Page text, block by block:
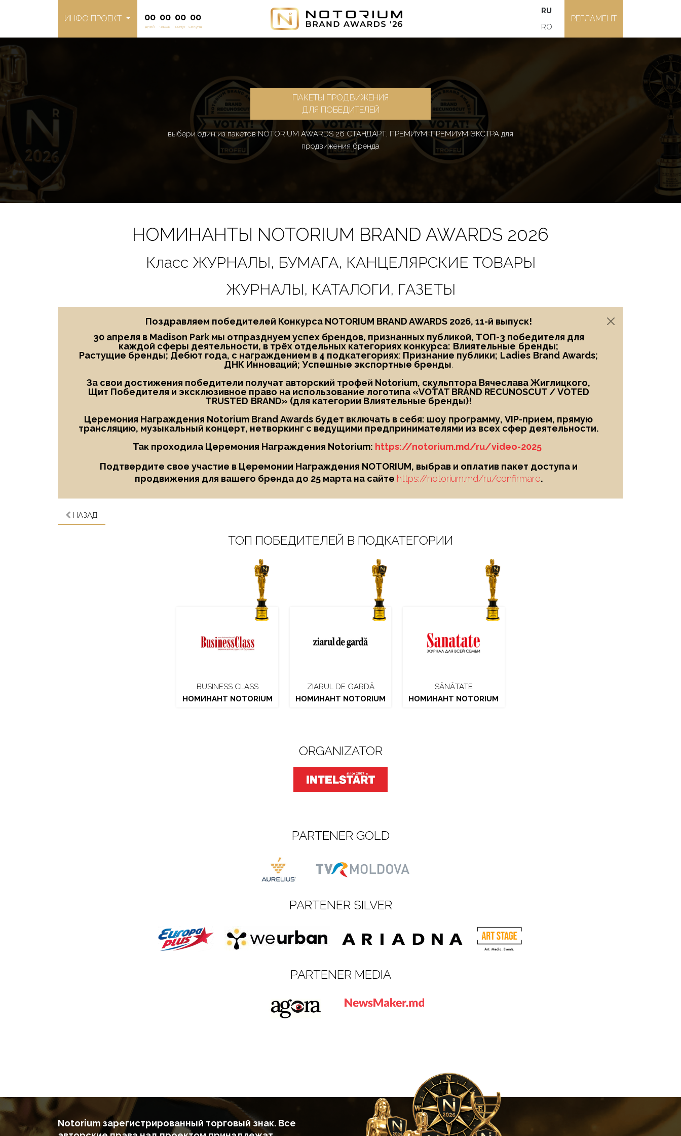
ИНФО ПРОЕКТ 00
дней
00
часов
00
минут
00
секунд
RU
RO
РЕГЛАМЕНТ
ПАКЕТЫ ПРОДВИЖЕНИЯ
ДЛЯ ПОБЕДИТЕЛЕЙ
выбери один из пакетов NOTORIUM AWARDS 26 СТАНДАРТ, ПРЕМИУМ, ПРЕМИУМ ЭКСТРА для
продвижения бренда
НОМИНАНТЫ NOTORIUM BRAND AWARDS 2026
Класс ЖУРНАЛЫ, БУМАГА, КАНЦЕЛЯРСКИЕ ТОВАРЫ
ЖУРНАЛЫ, КАТАЛОГИ, ГАЗЕТЫ
Поздравляем победителей Конкурса NOTORIUM BRAND AWARDS 2026, 11-й выпуск!
30 апреля в Madison Park мы отпразднуем успех брендов, признанных публикой, ТОП-3 победителя для
каждой сферы деятельности, в трёх отдельных категориях конкурса: Влиятельные бренды;
Растущие бренды; Дебют года, с награждением в 4 подкатегориях: Признание публики; Ladies Brand Awards;
ДНК Инноваций; Успешные экспортные бренды.
За свои достижения победители получат авторский трофей Notorium, скульптора Вячеслава Жиглицкого,
Щит Победителя и эксклюзивное право на использование логотипа «VOTAT BRAND RECUNOSCUT /VOTED
TRUSTED BRAND» (для категории Влиятельные бренды)!
Церемония Награждения Notorium Brand Awards будет включать в себя: шоу программу, VIP-прием, прямую
трансляцию, музыкальный концерт, нетворкинг с ведущими предпринимателями из всех сфер деятельности.
Так проходила Церемония Награждения Notorium: https://notorium.md/ru/video-2025
Подтвердите свое участие в Церемонии Награждения NOTORIUM, выбрав и оплатив пакет доступа и
продвижения для вашего бренда до 25 марта на сайте https://notorium.md/ru/confirmare.
НАЗАД
ТОП ПОБЕДИТЕЛЕЙ В ПОДКАТЕГОРИИ
BUSINESS CLASS
НОМИНАНТ NOTORIUM
ZIARUL DE GARDĂ
НОМИНАНТ NOTORIUM
SĂNĂTATE
НОМИНАНТ NOTORIUM
ORGANIZATOR
PARTENER GOLD
PARTENER SILVER
PARTENER MEDIA
Notorium зарегистрированный торговый знак. Все